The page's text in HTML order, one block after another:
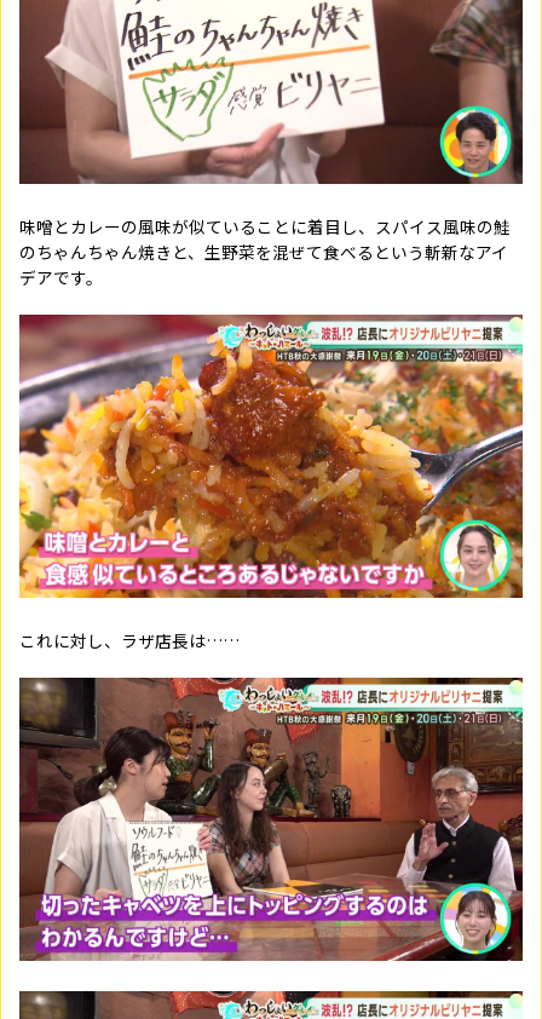
味噌とカレーの風味が似ていることに着目し、スパイス風味の鮭
のちゃんちゃん焼きと、生野菜を混ぜて食べるという斬新なアイ
デアです。
これに対し、ラザ店長は……